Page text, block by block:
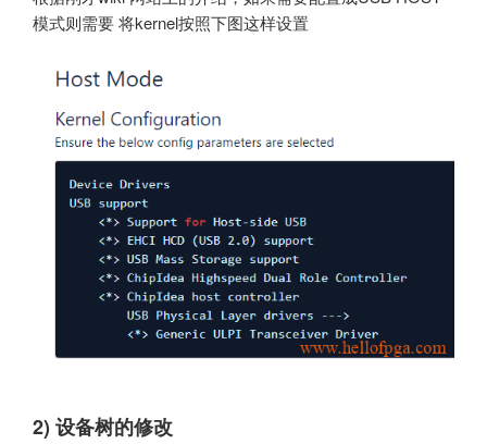
模式则需要 将kernel按照下图这样设置
2) 设备树的修改